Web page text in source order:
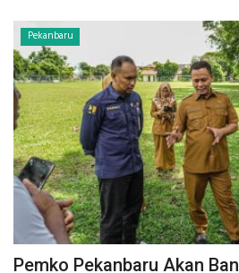
Pekanbaru
Pemko Pekanbaru Akan